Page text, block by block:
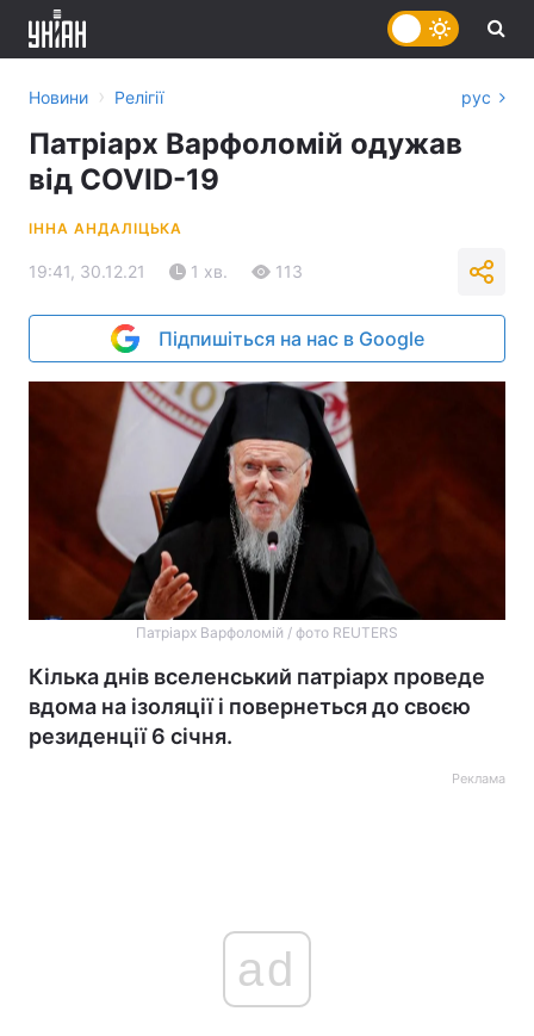
Новини › Релігії рус
Патріарх Варфоломій одужав
від COVID-19
ІННА АНДАЛІЦЬКА
19:41, 30.12.21 1 хв. 113
Підпишіться на нас в Google
Патріарх Варфоломій / фото REUTERS
Кілька днів вселенський патріарх проведе
вдома на ізоляції і повернеться до своєю
резиденції 6 січня.
Реклама
ad